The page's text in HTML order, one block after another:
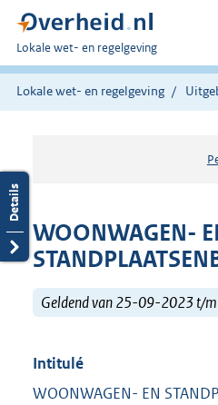
U
bent
hier:
Lokale wet- en regelgeving
Lokale wet- en regelgeving
WOONWAGEN-
Geldend van 25-09-2023 t/m
Intitulé
WOONWAGEN- EN